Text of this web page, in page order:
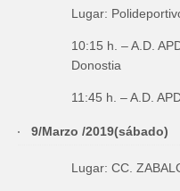
Lugar:
10:15 h. – A.D.
Donostia
11:45 h. – A.D.
9/Marzo /2019(sábado)
Lugar: CC.